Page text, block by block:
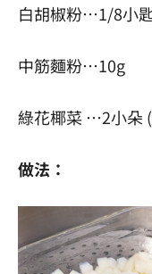
白胡椒粉…1/8小
中筋麵粉…10g
綠花椰菜 …2小朵
做法：